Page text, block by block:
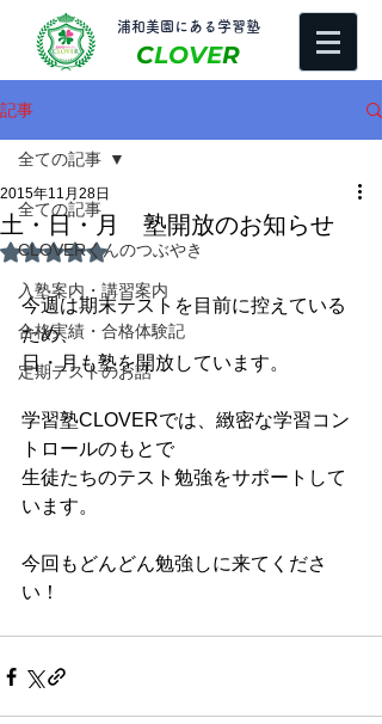
​浦和美園にある学習塾
CLOVER
記事
全ての記事
CLOVERくんのつぶやき
入塾案内・講習案内
合格実績・合格体験記
定期テストのお話
全ての記事
土・日・月 塾開放のお知らせ
2015年11月28日
5つ星のうちNaNと評価されています。
今週は期末テストを目前に控えている
ため、
日・月も塾を開放しています。
学習塾CLOVERでは、緻密な学習コン
トロールのもとで
生徒たちのテスト勉強をサポートして
います。
今回もどんどん勉強しに来てくださ
い！